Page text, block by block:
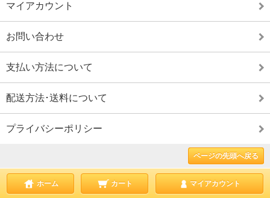
マイアカウント
お問い合わせ
支払い方法について
配送方法･送料について
プライバシーポリシー
ページの先頭へ戻る
ホーム カート マイアカウント